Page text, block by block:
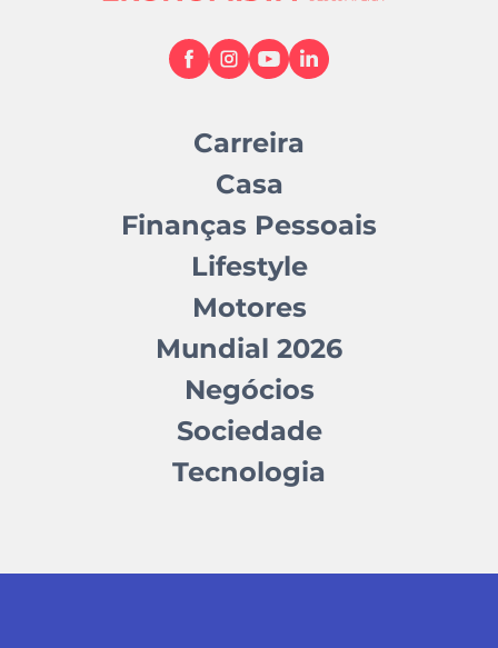
Carreira
Casa
Finanças Pessoais
Lifestyle
Motores
Mundial 2026
Negócios
Sociedade
Tecnologia